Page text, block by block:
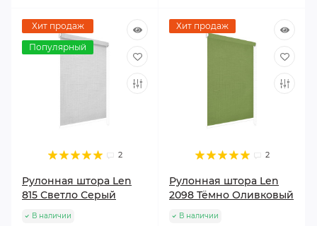
Хит продаж
Популярный
2
Рулонная штора Len
815 Светло Серый
В наличии
Хит продаж
2
Рулонная штора Len
2098 Тёмно Оливковый
В наличии